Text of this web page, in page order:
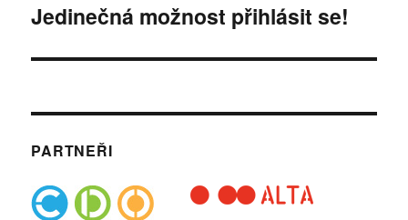
Následující
Jedinečná možnost přihlásit se!
PARTNEŘI